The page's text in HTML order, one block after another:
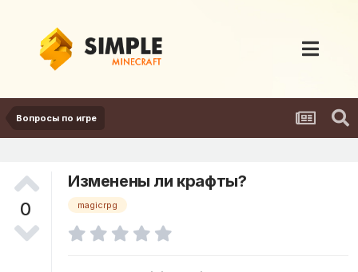
Вопросы по игре
0
Изменены ли крафты?
magicrpg